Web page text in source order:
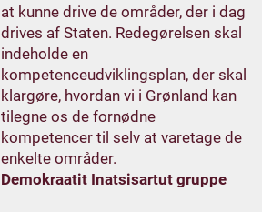
at kunne drive de områder, der i dag
drives af Staten. Redegørelsen skal
indeholde en
kompetenceudviklingsplan, der skal
klargøre, hvordan vi i Grønland kan
tilegne os de fornødne
kompetencer til selv at varetage de
enkelte områder.
Demokraatit Inatsisartut gruppe